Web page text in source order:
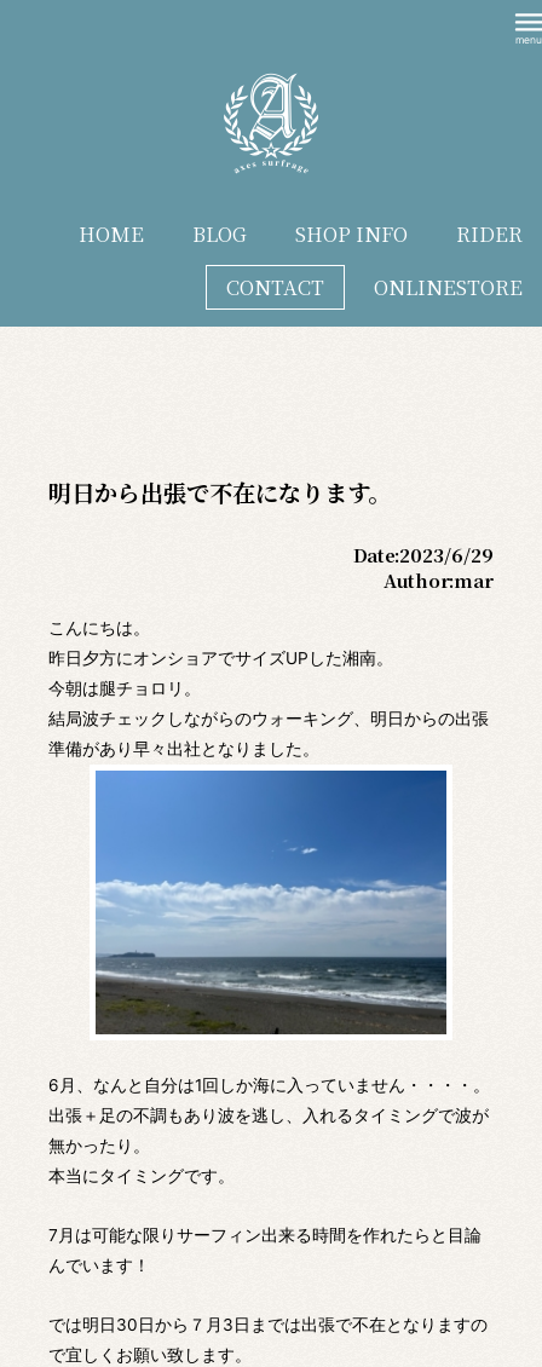
HOME BLOG SHOP INFO
RIDER
CONTACT
ONLINESTORE
明日から出張で不在になります。
Date:2023/6/29
Author:mar
こんにちは。
昨日夕方にオンショアでサイズUPした湘南。
今朝は腿チョロリ。
結局波チェックしながらのウォーキング、明日からの出張
準備があり早々出社となりました。
6月、なんと自分は1回しか海に入っていません・・・・。
出張＋足の不調もあり波を逃し、入れるタイミングで波が
無かったり。
本当にタイミングです。
7月は可能な限りサーフィン出来る時間を作れたらと目論
んでいます！
では明日30日から７月3日までは出張で不在となりますの
で宜しくお願い致します。